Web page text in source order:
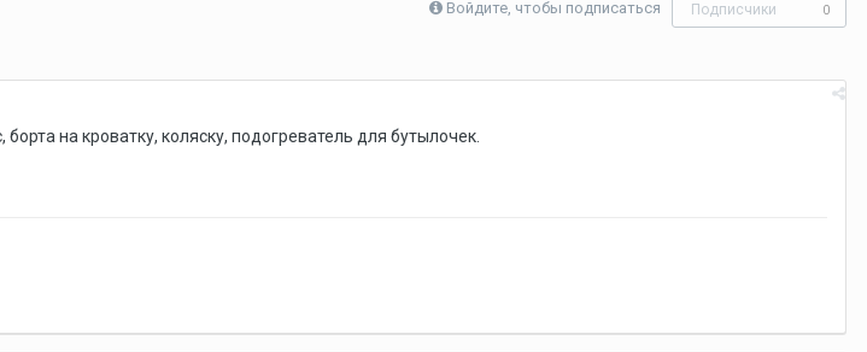
Войдите, чтобы подписаться Подписчики 0
на кроватку, коляску, подогреватель для бутылочек.